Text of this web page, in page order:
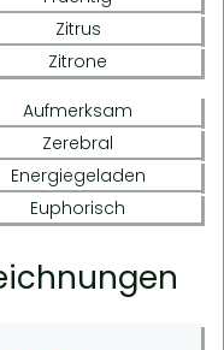
Zitrus
Zitrone
Aufmerksam
Zerebral
Energiegeladen
Euphorisch